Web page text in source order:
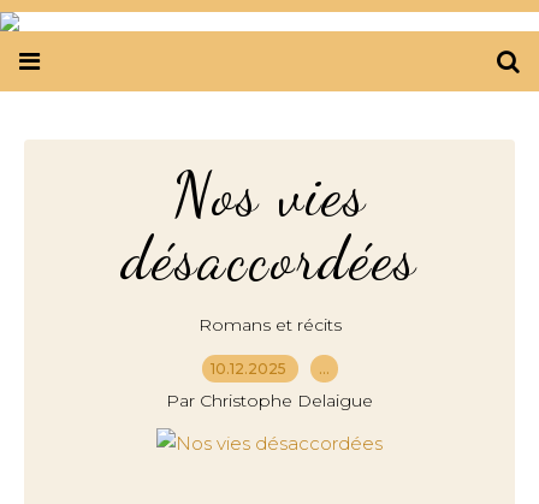
Nos vies
désaccordées
Romans et récits
10.12.2025 …
Par Christophe Delaigue